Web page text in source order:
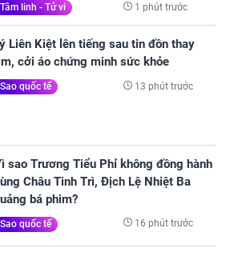
Tâm linh - Tử vi 1 phút trước
Liên Kiệt lên tiếng sau tin đồn thay
cởi áo chứng minh sức khỏe
Sao quốc tế 13 phút trước
sao Trương Tiểu Phỉ không đồng hành
Châu Tinh Trì, Địch Lệ Nhiệt Ba
bá phim?
Sao quốc tế 16 phút trước